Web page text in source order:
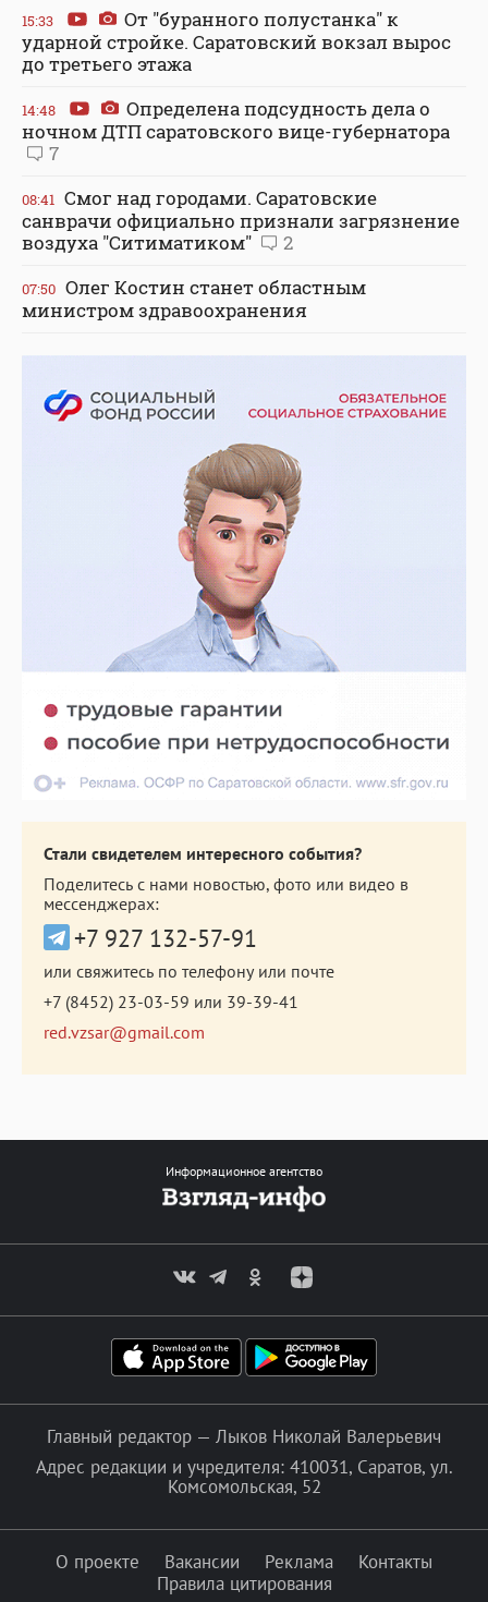
15:33
От "буранного полустанка" к
ударной стройке. Саратовский вокзал вырос
до третьего этажа
14:48
Определена подсудность дела о
ночном ДТП саратовского вице-губернатора
7
08:41 Смог над городами. Саратовские
санврачи официально признали загрязнение
воздуха "Ситиматиком"
2
07:50 Олег Костин станет областным
министром здравоохранения
Стали свидетелем интересного события?
Поделитесь с нами новостью, фото или видео в
мессенджерах:
+7 927 132-57-91
или свяжитесь по телефону или почте
+7 (8452) 23-03-59 или 39-39-41
red.vzsar@gmail.com
Информационное агентство
Главный редактор — Лыков Николай Валерьевич
Адрес редакции и учредителя: 410031, Саратов, ул.
Комсомольская, 52
О проекте Вакансии Реклама
Контакты
Правила цитирования